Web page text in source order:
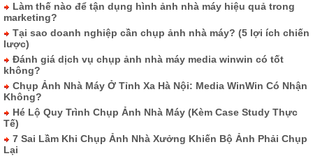
Làm thế nào để tận dụng hình ảnh nhà máy hiệu quả trong
marketing?
Tại sao doanh nghiệp cần chụp ảnh nhà máy? (5 lợi ích chiến
lược)
Đánh giá dịch vụ chụp ảnh nhà máy media winwin có tốt
không?
Chụp Ảnh Nhà Máy Ở Tỉnh Xa Hà Nội: Media WinWin Có Nhận
Không?
Hé Lộ Quy Trình Chụp Ảnh Nhà Máy (Kèm Case Study Thực
Tế)
7 Sai Lầm Khi Chụp Ảnh Nhà Xưởng Khiến Bộ Ảnh Phải Chụp
Lại